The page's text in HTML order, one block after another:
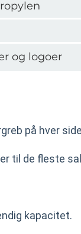
og logoer
på hver
til de fleste
kapacitet.